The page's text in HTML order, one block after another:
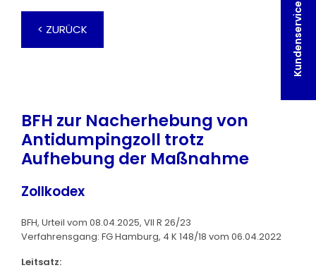
Kundenservice
< ZURÜCK
BFH zur Nacherhebung von
Antidumpingzoll trotz
Aufhebung der Maßnahme
Zollkodex
BFH, Urteil vom 08.04.2025, VII R 26/23
Verfahrensgang: FG Hamburg, 4 K 148/18 vom 06.04.2022
Leitsatz: